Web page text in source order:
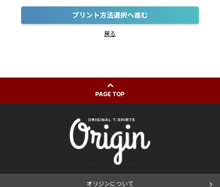
プリント方法選択へ進む
戻る
PAGE TOP
オリジンについて